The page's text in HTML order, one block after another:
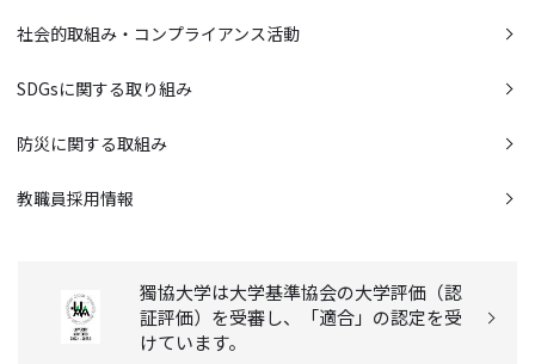
社会的取組み・コンプライアンス活動
SDGsに関する取り組み
防災に関する取組み
教職員採用情報
獨協大学は大学基準協会の大学評価（認
証評価）を受審し、「適合」の認定を受
けています。